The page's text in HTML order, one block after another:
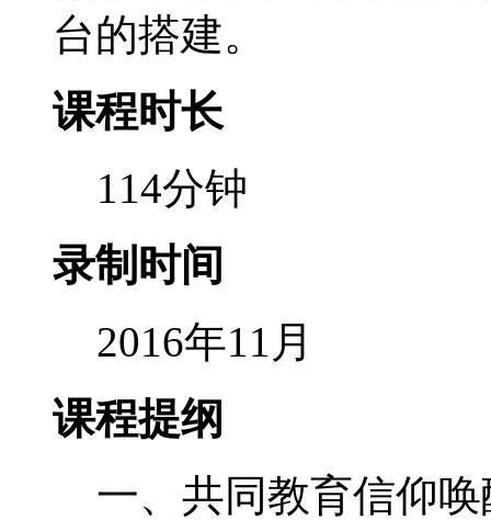
台的搭建。
课程时长
114分钟
录制时间
2016年11月
课程提纲
一、共同教育信仰唤